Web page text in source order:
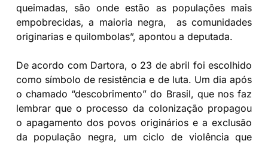
queimadas, são onde estão as populações mais
empobrecidas, a maioria negra, as comunidades
originarias e quilombolas”, apontou a deputada.
De acordo com Dartora, o 23 de abril foi escolhido
como símbolo de resistência e de luta. Um dia após
o chamado “descobrimento” do Brasil, que nos faz
lembrar que o processo da colonização propagou
o apagamento dos povos originários e a exclusão
da população negra, um ciclo de violência que